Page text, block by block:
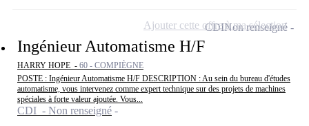
Ingénieur Automatisme H/F
HARRY HOPE - 60 - COMPIÈGNE
POSTE : Ingénieur Automatisme H/F DESCRIPTION : Au sein du bureau d'études
automatisme, vous intervenez comme expert technique sur des projets de machines
spéciales à forte valeur ajoutée. Vous...
CDI - Non renseigné
CDINon renseigné
Ajouter cette offre à ma sélection